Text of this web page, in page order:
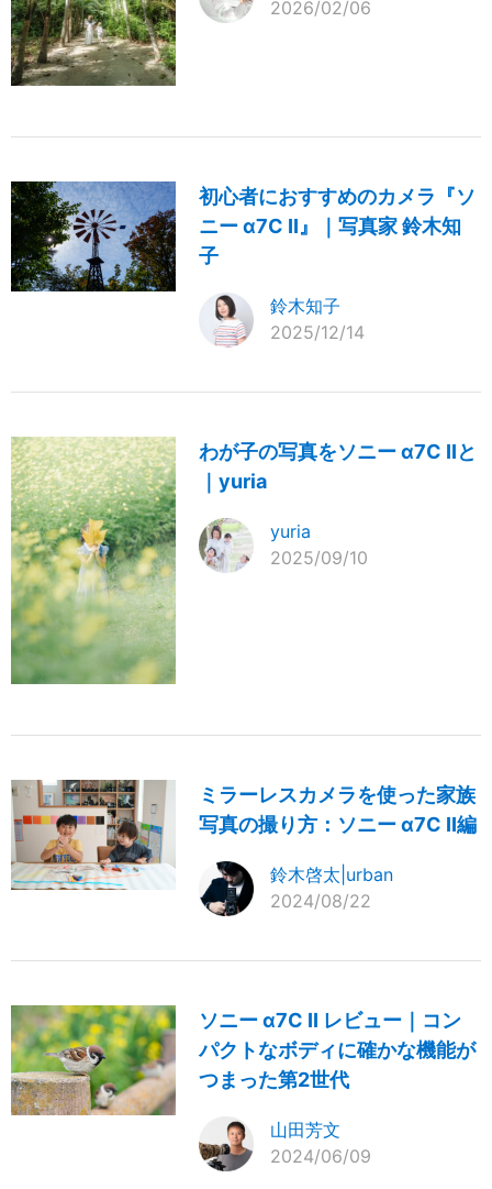
2026/02/06
初心者におすすめのカメラ『ソ
ニー α7C II』｜写真家 鈴木知
子
鈴木知子
2025/12/14
わが子の写真をソニー α7C IIと
｜yuria
yuria
2025/09/10
ミラーレスカメラを使った家族
写真の撮り方：ソニー α7C II編
鈴木啓太|urban
2024/08/22
ソニー α7C II レビュー｜コン
パクトなボディに確かな機能が
つまった第2世代
山田芳文
2024/06/09